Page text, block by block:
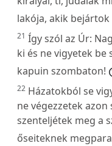
lakója, akik
21 Így szól az Úr:
ki és ne vigyetek be
kapuin szombaton!
22 Házatokból se
ne végezzetek
szenteljétek meg a
őseiteknek